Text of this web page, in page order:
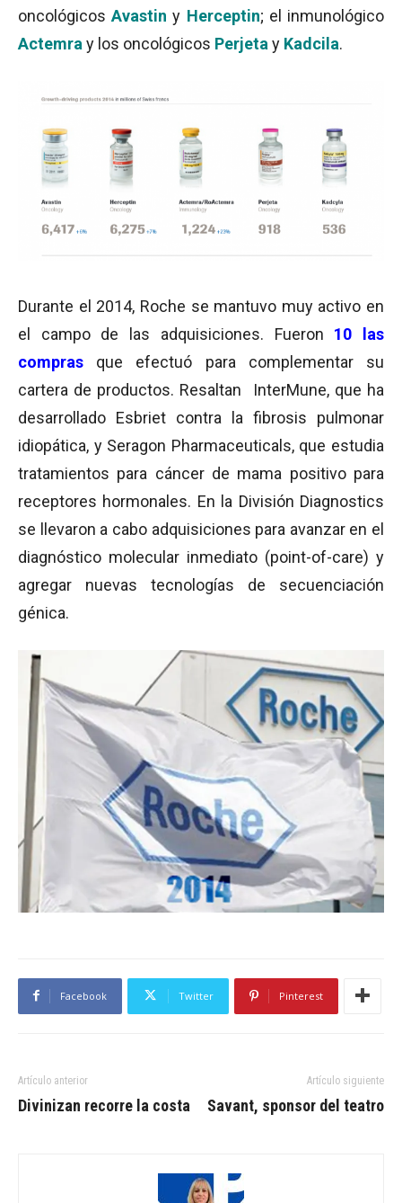
oncológicosAvastin y Herceptin; el inmunológico
Actemra y los oncológicos Perjeta y Kadcila.
Durante el 2014, Roche se mantuvo muy activo en
el campo de las adquisiciones. Fueron 10 las
compras
que efectuó para complementar su
cartera de productos. Resaltan InterMune, que ha
desarrollado Esbriet contra la fibrosis pulmonar
idiopática, y Seragon Pharmaceuticals, que estudia
tratamientos para cáncer de mama positivo para
receptores hormonales. En la División Diagnostics
se llevaron a cabo adquisiciones para avanzar en el
diagnóstico molecular inmediato (point-of-care) y
agregar nuevas tecnologías de secuenciación
génica.
Facebook Twitter Pinterest
Artículo anterior
Divinizan recorre la costa
Artículo siguiente
Savant, sponsor del teatro